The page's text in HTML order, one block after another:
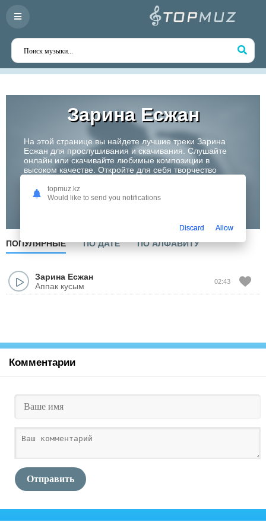
Зарина Есжан
На этой странице вы найдете лучшие треки Зарина
Есжан для прослушивания и скачивания. Слушайте
онлайн или скачивайте любимые композиции в
высоком качестве. Откройте для себя творчество
Слушать
ПОПУЛЯРНЫЕ ПО ДАТЕ ПО АЛФАВИТУ
Зарина Есжан
Аппак кусым
02:43
Комментарии
Отправить
topmuz.kz
Would like to send you notifications
Discard Allow